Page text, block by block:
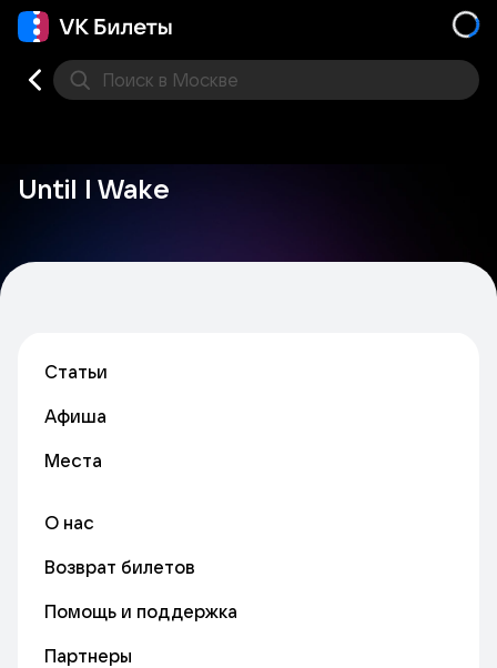
Поиск в Москве
Until I Wake
Статьи
Афиша
Места
О нас
Возврат билетов
Помощь и поддержка
Партнеры